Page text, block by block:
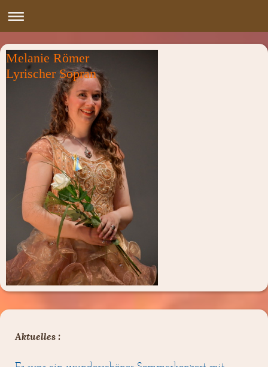
Melanie Römer
Lyrischer Sopran
Aktuelles :